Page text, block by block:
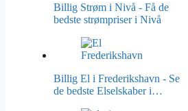
Billig Strøm i Nivå - Få de
bedste strømpriser i Nivå
Billig El i Frederikshavn - Se
de bedste Elselskaber i…